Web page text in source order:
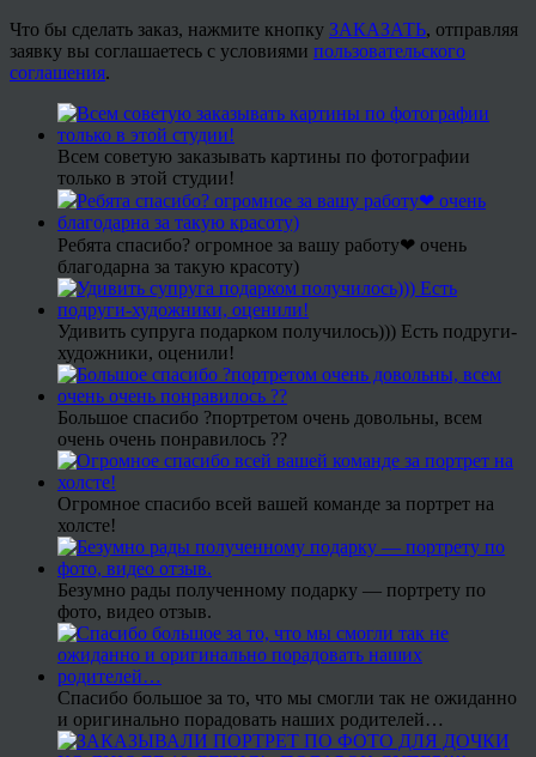
Что бы сделать заказ, нажмите кнопку ЗАКАЗАТЬ, отправляя
заявку вы соглашаетесь с условиями пользовательского
соглашения.
Всем советую заказывать картины по фотографии
только в этой студии!
Ребята спасибо? огромное за вашу работу❤ очень
благодарна за такую красоту)
Удивить супруга подарком получилось))) Есть подруги-
художники, оценили!
Большое спасибо ?портретом очень довольны, всем
очень очень понравилось ??
Огромное спасибо всей вашей команде за портрет на
холсте!
Безумно рады полученному подарку — портрету по
фото, видео отзыв.
Спасибо большое за то, что мы смогли так не ожиданно
и оригинально порадовать наших родителей…